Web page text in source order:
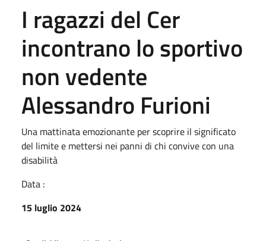
I ragazzi del Cer
incontrano lo sportivo
non vedente
Alessandro Furioni
Una mattinata emozionante per scoprire il significato
del limite e mettersi nei panni di chi convive con una
disabilità
Data :
15 luglio 2024